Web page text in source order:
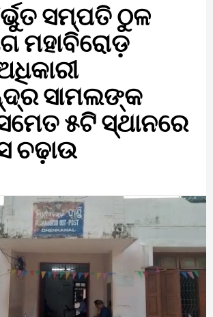
ସମ୍ପତି ଠୁଳ
ମହାବିରୋଡ଼
ସାମଲଙ୍କ
୫ଟି ସ୍ଥାନରେ
ଚଢ଼ାଉ